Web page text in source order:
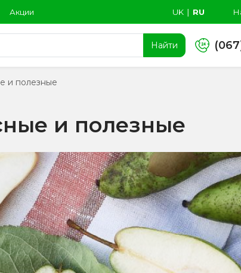
Акции UK ∣ RU
Найти
и полезные
и полезные